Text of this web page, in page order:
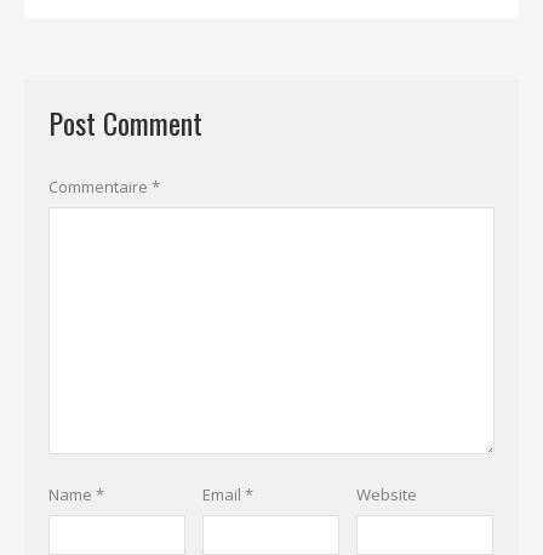
Post Comment
Commentaire *
Name * Email* Website